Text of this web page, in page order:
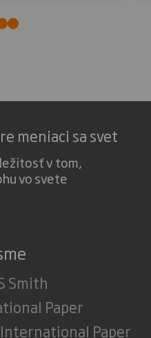
meniaci sa svet
v tom,
vo svete
Smith
Paper
International Paper